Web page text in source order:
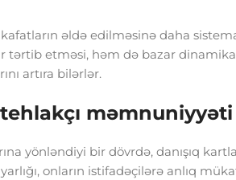
əldə edilməsinə daha
etməsi, həm də bazar
artıra bilərlər.
məmnuniyyəti
yönləndiyi bir dövrdə, danışıq
onların istifadəçilərə anlıq